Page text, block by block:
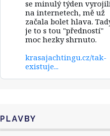
Bluesky
se minulý týden
na internetech, mě už
začala bolet hlava.
je to s tou "předností"
moc hezky shrnuto.
krasajachtingu.cz/tak-
existuje...
PLAVBY